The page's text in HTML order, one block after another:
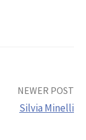
NEWER POST
Silvia Minelli